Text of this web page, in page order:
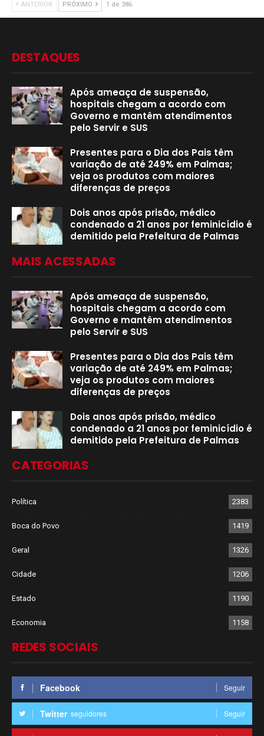
ANTERIOR PRÓXIMO 1 de 386
DESTAQUES
Após ameaça de suspensão,
hospitais chegam a acordo com
Governo e mantêm atendimentos
pelo Servir e SUS
Presentes para o Dia dos Pais têm
variação de até 249% em Palmas;
veja os produtos com maiores
diferenças de preços
Dois anos após prisão, médico
condenado a 21 anos por feminicídio é
demitido pela Prefeitura de Palmas
MAIS ACESSADAS
Após ameaça de suspensão,
hospitais chegam a acordo com
Governo e mantêm atendimentos
pelo Servir e SUS
Presentes para o Dia dos Pais têm
variação de até 249% em Palmas;
veja os produtos com maiores
diferenças de preços
Dois anos após prisão, médico
condenado a 21 anos por feminicídio é
demitido pela Prefeitura de Palmas
CATEGORIAS
Política 2383
Boca do Povo 1419
Geral 1326
Cidade 1206
Estado 1190
Economia 1158
REDES SOCIAIS
Facebook Seguir
Twitter seguidores Seguir